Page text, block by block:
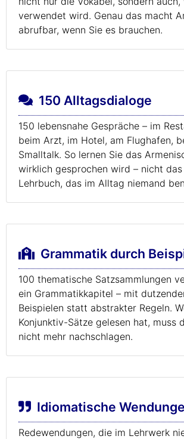
verwendet wird. Genau das macht
abrufbar, wenn Sie es brauchen.
150 Alltagsdialoge
150 lebensnahe Gespräche – im
beim Arzt, im Hotel, am Flughafen,
Smalltalk. So lernen Sie das
wirklich gesprochen wird – nicht das
Lehrbuch, das im Alltag niemand
Grammatik durch
100 thematische Satzsammlungen
ein Grammatikkapitel – mit
Beispielen statt abstrakter Regeln.
Konjunktiv-Sätze gelesen hat, muss
nicht mehr nachschlagen.
Idiomatische
Redewendungen, die im Lehrwerk